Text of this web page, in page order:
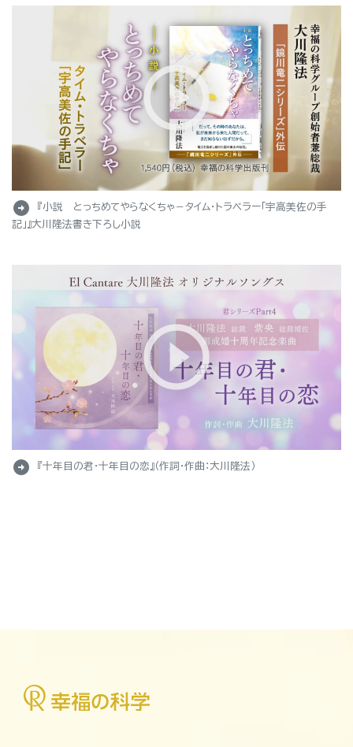
arrow_circle_right
『小説 とっちめてやらなくちゃ－タイム・トラベラー「宇高美佐の手
記」』大川隆法書き下ろし小説
arrow_circle_right 『十年目の君・十年目の恋』（作詞・作曲：大川隆法）